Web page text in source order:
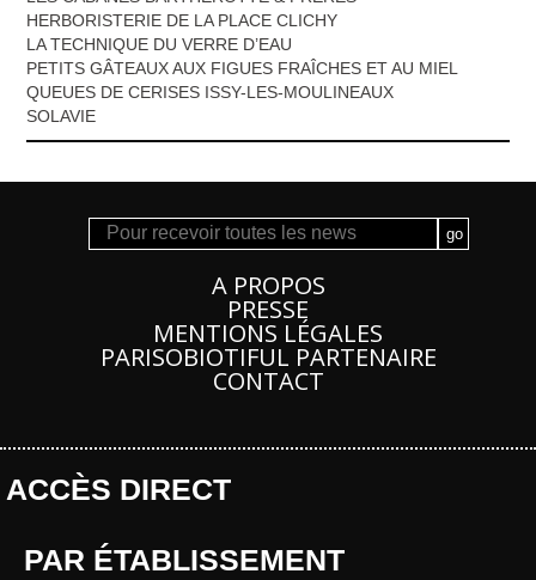
HERBORISTERIE DE LA PLACE CLICHY
LA TECHNIQUE DU VERRE D’EAU
PETITS GÂTEAUX AUX FIGUES FRAÎCHES ET AU MIEL
QUEUES DE CERISES ISSY-LES-MOULINEAUX
SOLAVIE
A PROPOS
PRESSE
MENTIONS LÉGALES
PARISOBIOTIFUL PARTENAIRE
CONTACT
ACCÈS DIRECT
PAR ÉTABLISSEMENT